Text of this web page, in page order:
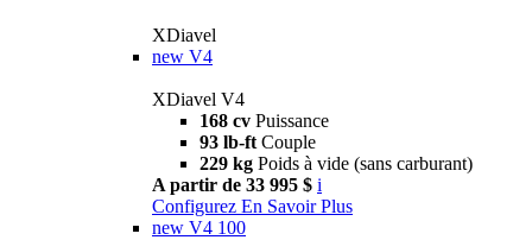
XDiavel
new V4
XDiavel V4
168 cv Puissance
93 lb-ft Couple
229 kg Poids à vide (sans carburant)
A partir de 33 995 $ i
Configurez En Savoir Plus
new V4 100